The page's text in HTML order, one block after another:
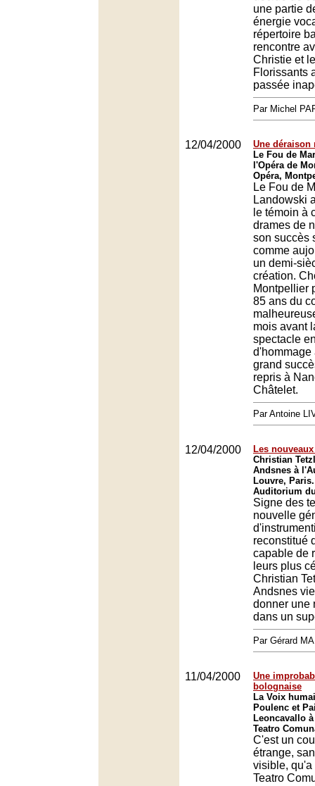
une partie
énergie
répertoire
rencontre
Christie et
Florissants
passée
Par Michel
12/04/2000
Une déraison
Le Fou de
l'Opéra de
Opéra,
Le Fou de
Landowski
le témoin à
drames de
son succès
comme
un demi-
création.
Montpellier
85 ans du
mois avant
spectacle
d'hommage
grand
repris à
Châtelet.
Par Antoine
12/04/2000
Les
Christian
Andsnes à
Louvre, Paris.
Auditorium
Signe des
nouvelle
reconstitué
capable de
leurs plus
Christian
Andsnes
donner une
dans un
Par Gérard
11/04/2000
Une
bolognaise
La Voix
Poulenc et
Leoncavallo
Teatro
C'est un
étrange,
visible, qu'a
Teatro